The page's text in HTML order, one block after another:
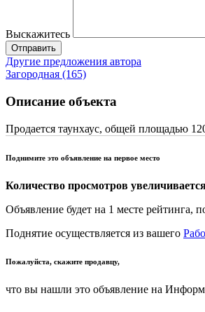
Выскажитесь
Отправить
Другие предложения автора
Загородная (165)
Описание объекта
Продается таунхаус, общей площадью
Поднимите это объявление на первое место
Количество просмотров
Объявление будет на 1 месте рейтинга,
Поднятие осуществляется из вашего
Пожалуйста, скажите продавцу,
что вы нашли это объявление на